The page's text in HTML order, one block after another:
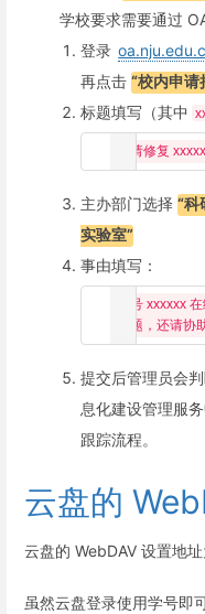
学校要求需要通过
登录
再点击“校内申请
标题填写（其中
主办部门选择“科
实验室”
事由填写：
账号 xxxxxx
提交后管理员会
息化建设管理服
跟踪流程。
云盘的
云盘的 WebDAV 设置地址
虽然云盘登录使用学号即